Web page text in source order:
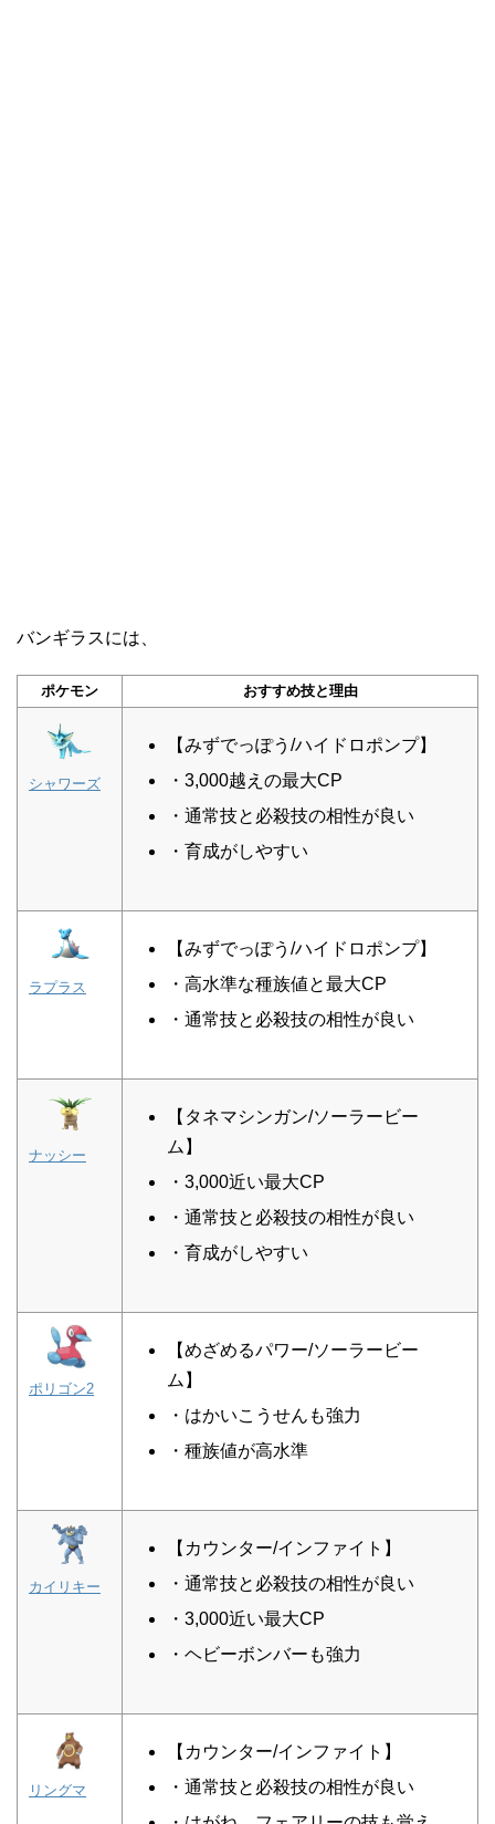
バンギラスには、
ポケモン おすすめ技と理由
シャワーズ
【みずでっぽう/ハイドロポンプ】
・3,000越えの最大CP
・通常技と必殺技の相性が良い
・育成がしやすい
ラプラス
【みずでっぽう/ハイドロポンプ】
・高水準な種族値と最大CP
・通常技と必殺技の相性が良い
ナッシー
【タネマシンガン/ソーラービー
ム】
・3,000近い最大CP
・通常技と必殺技の相性が良い
・育成がしやすい
ポリゴン2
【めざめるパワー/ソーラービー
ム】
・はかいこうせんも強力
・種族値が高水準
カイリキー
【カウンター/インファイト】
・通常技と必殺技の相性が良い
・3,000近い最大CP
・ヘビーボンバーも強力
リングマ
【カウンター/インファイト】
・通常技と必殺技の相性が良い